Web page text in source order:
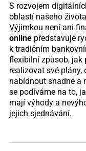
S rozvojem
oblastí našeho
Výjimkou není ani
onlinepředstavuje
k tradičním
flexibilní způsob, jak
realizovat své
nabídnout snadné a
se podíváme na to,
mají výhody a
jejich sjednávání.